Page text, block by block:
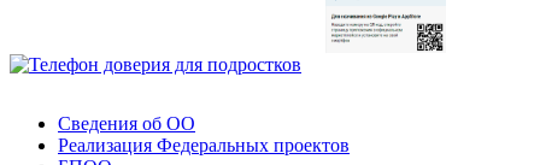
Сведения об ОО
Реализация Федеральных проектов